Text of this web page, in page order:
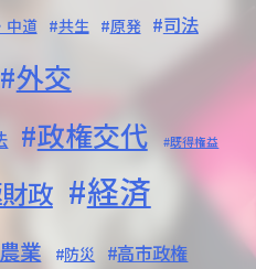
中道 共生 原発 司法
外交
政権交代 既得権益
政 経済
農業 防災 高市政権